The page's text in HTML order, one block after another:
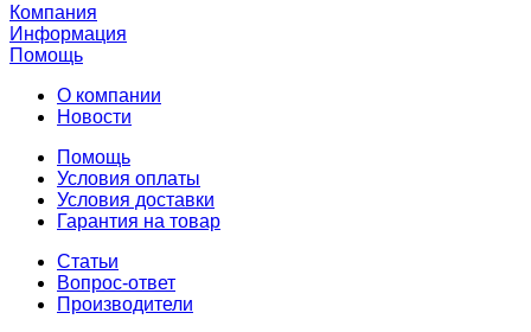
Компания
Информация
Помощь
О компании
Новости
Помощь
Условия оплаты
Условия доставки
Гарантия на товар
Статьи
Вопрос-ответ
Производители